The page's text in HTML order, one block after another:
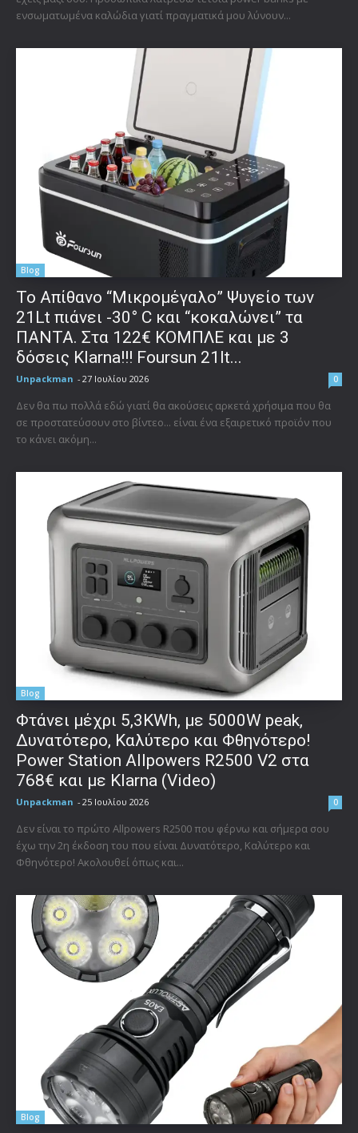
ενσωματωμένα καλώδια γιατί πραγματικά μου λύνουν...
Blog
Το Απίθανο “Μικρομέγαλο” Ψυγείο των
21Lt πιάνει -30° C και “κοκαλώνει” τα
ΠΑΝΤΑ. Στα 122€ ΚΟΜΠΛΕ και με 3
δόσεις Klarna!!! Foursun 21lt...
Unpackman - 27 Ιουλίου 2026 0
Δεν θα πω πολλά εδώ γιατί θα ακούσεις αρκετά χρήσιμα που θα
σε προστατεύσουν στο βίντεο... είναι ένα εξαιρετικό προϊόν που
το κάνει ακόμη...
Blog
Φτάνει μέχρι 5,3KWh, με 5000W peak,
Δυνατότερο, Καλύτερο και Φθηνότερο!
Power Station Allpowers R2500 V2 στα
768€ και με Klarna (Video)
Unpackman - 25 Ιουλίου 2026 0
Δεν είναι το πρώτο Allpowers R2500 που φέρνω και σήμερα σου
έχω την 2η έκδοση του που είναι Δυνατότερο, Καλύτερο και
Φθηνότερο! Ακολουθεί όπως και...
Blog